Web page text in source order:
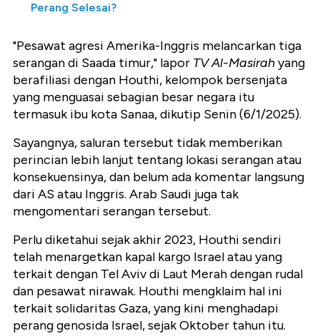
Perang Selesai?
"Pesawat agresi Amerika-Inggris melancarkan tiga
serangan di Saada timur," lapor TV Al-Masirahyang
berafiliasi dengan Houthi, kelompok bersenjata
yang menguasai sebagian besar negara itu
termasuk ibu kota Sanaa, dikutip Senin (6/1/2025).
Sayangnya, saluran tersebut tidak memberikan
perincian lebih lanjut tentang lokasi serangan atau
konsekuensinya, dan belum ada komentar langsung
dari AS atau Inggris. Arab Saudi juga tak
mengomentari serangan tersebut.
Perlu diketahui sejak akhir 2023, Houthi sendiri
telah menargetkan kapal kargo Israel atau yang
terkait dengan Tel Aviv di Laut Merah dengan rudal
dan pesawat nirawak. Houthi mengklaim hal ini
terkait solidaritas Gaza, yang kini menghadapi
perang genosida Israel, sejak Oktober tahun itu.